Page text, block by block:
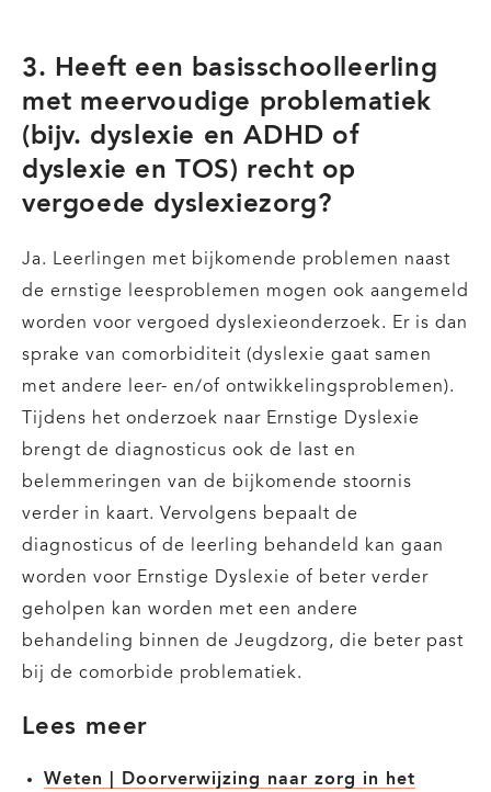
3. Heeft een basisschoolleerling
met meervoudige problematiek
(bijv. dyslexie en ADHD of
dyslexie en TOS) recht op
vergoede dyslexiezorg?
Ja. Leerlingen met bijkomende problemen naast
de ernstige leesproblemen mogen ook aangemeld
worden voor vergoed dyslexieonderzoek. Er is dan
sprake van comorbiditeit (dyslexie gaat samen
met andere leer- en/of ontwikkelingsproblemen).
Tijdens het onderzoek naar Ernstige Dyslexie
brengt de diagnosticus ook de last en
belemmeringen van de bijkomende stoornis
verder in kaart. Vervolgens bepaalt de
diagnosticus of de leerling behandeld kan gaan
worden voor Ernstige Dyslexie of beter verder
geholpen kan worden met een andere
behandeling binnen de Jeugdzorg, die beter past
bij de comorbide problematiek.
Lees meer
Weten | Doorverwijzing naar zorg in het